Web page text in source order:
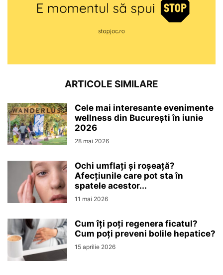
ARTICOLE SIMILARE
Cele mai interesante evenimente
wellness din București în iunie
2026
28 mai 2026
Ochi umflați și roșeață?
Afecțiunile care pot sta în
spatele acestor...
11 mai 2026
Cum îți poți regenera ficatul?
Cum poți preveni bolile hepatice?
15 aprilie 2026